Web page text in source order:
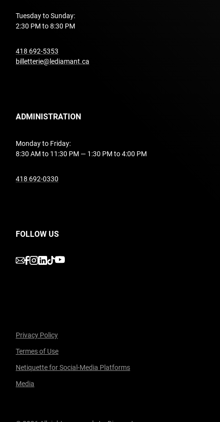
Tuesday to Sunday:
2:30 PM to 8:30 PM
418 692-5353
billetterie@lediamant.ca
ADMINISTRATION
Monday to Friday:
8:30 AM to 11:30 PM — 1:30 PM to 4:00 PM
418 692-0330
FOLLOW US
undefined
undefined
undefined
undefined
undefined
Privacy Policy
Termes of Use
Netiquette for Social-Media Platforms
Media